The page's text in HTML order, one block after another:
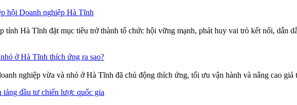
hội Doanh nghiệp Hà Tĩnh
Hà Tĩnh đặt mục tiêu trở thành tổ chức hội vững mạnh, phát huy vai trò kết nối, dẫn
ở Hà Tĩnh thích ứng ra sao?
nghiệp vừa và nhỏ ở Hà Tĩnh đã chủ động thích ứng, tối ưu vận hành và nâng cao
tảng đầu tư chiến lược quốc gia